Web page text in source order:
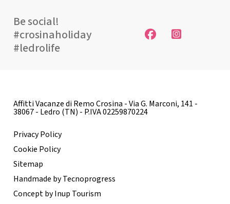
Be social!
#crosinaholiday
#ledrolife
Affitti Vacanze di Remo Crosina - Via G. Marconi, 141 -
38067 - Ledro (TN) - P.IVA 02259870224
Privacy Policy
Cookie Policy
Sitemap
Handmade by Tecnoprogress
Concept by Inup Tourism